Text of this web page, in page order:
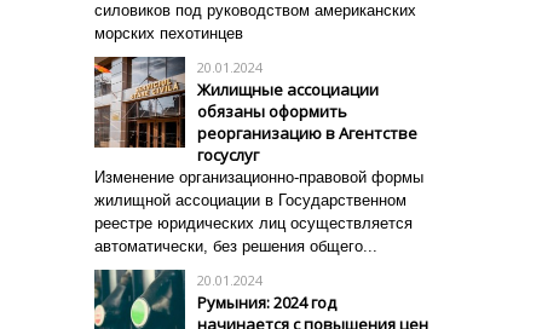
силовиков под руководством американских
морских пехотинцев
20.01.2024
Жилищные ассоциации
обязаны оформить
реорганизацию в Агентстве
госуслуг
Изменение организационно-правовой формы
жилищной ассоциации в Государственном
реестре юридических лиц осуществляется
автоматически, без решения общего...
20.01.2024
Румыния: 2024 год
начинается с повышения цен